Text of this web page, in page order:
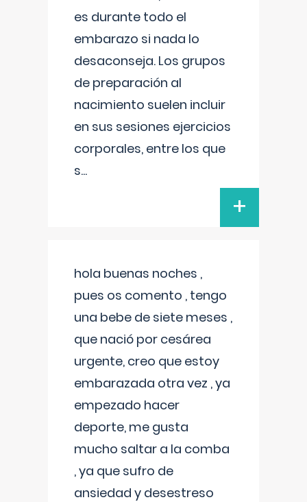
es durante todo el
embarazo si nada lo
desaconseja. Los grupos
de preparación al
nacimiento suelen incluir
en sus sesiones ejercicios
corporales, entre los que
s...
+
hola buenas noches ,
pues os comento , tengo
una bebe de siete meses ,
que nació por cesárea
urgente, creo que estoy
embarazada otra vez , ya
empezado hacer
deporte, me gusta
mucho saltar a la comba
, ya que sufro de
ansiedad y desestreso